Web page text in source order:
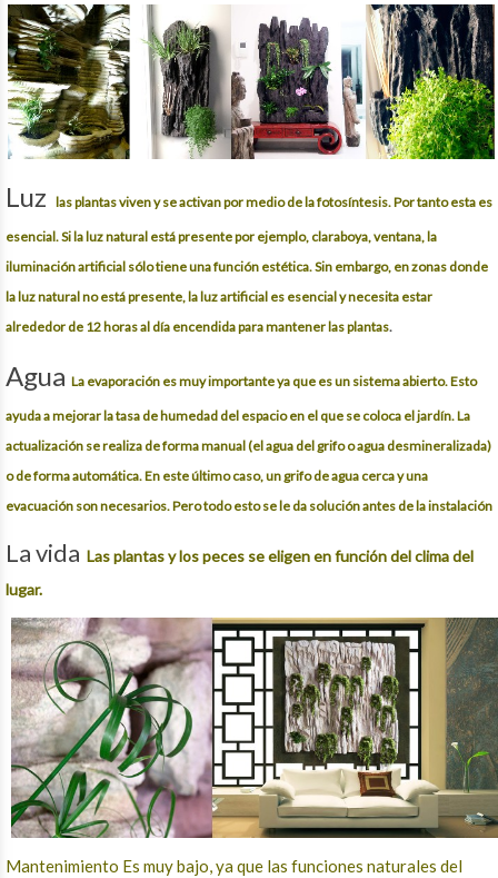
Luz las plantas viven y se activan por medio de la fotosíntesis. Por tanto esta es
esencial. Si la luz natural está presente por ejemplo, claraboya, ventana, la
iluminación artificial sólo tiene una función estética. Sin embargo, en zonas donde
la luz natural no está presente, la luz artificial es esencial y necesita estar
alrededor de 12 horas al día encendida para mantener las plantas.
Agua La evaporación es muy importante ya que es un sistema abierto. Esto
ayuda a mejorar la tasa de humedad del espacio en el que se coloca el jardín. La
actualización se realiza de forma manual (el agua del grifo o agua desmineralizada)
o de forma automática. En este último caso, un grifo de agua cerca y una
evacuación son necesarios. Pero todo esto se le da soluciónantes de lainstalación
La vida Las plantas y los peces se eligen en función del clima del
lugar.
Mantenimiento Es muy bajo, ya que las funciones naturales del